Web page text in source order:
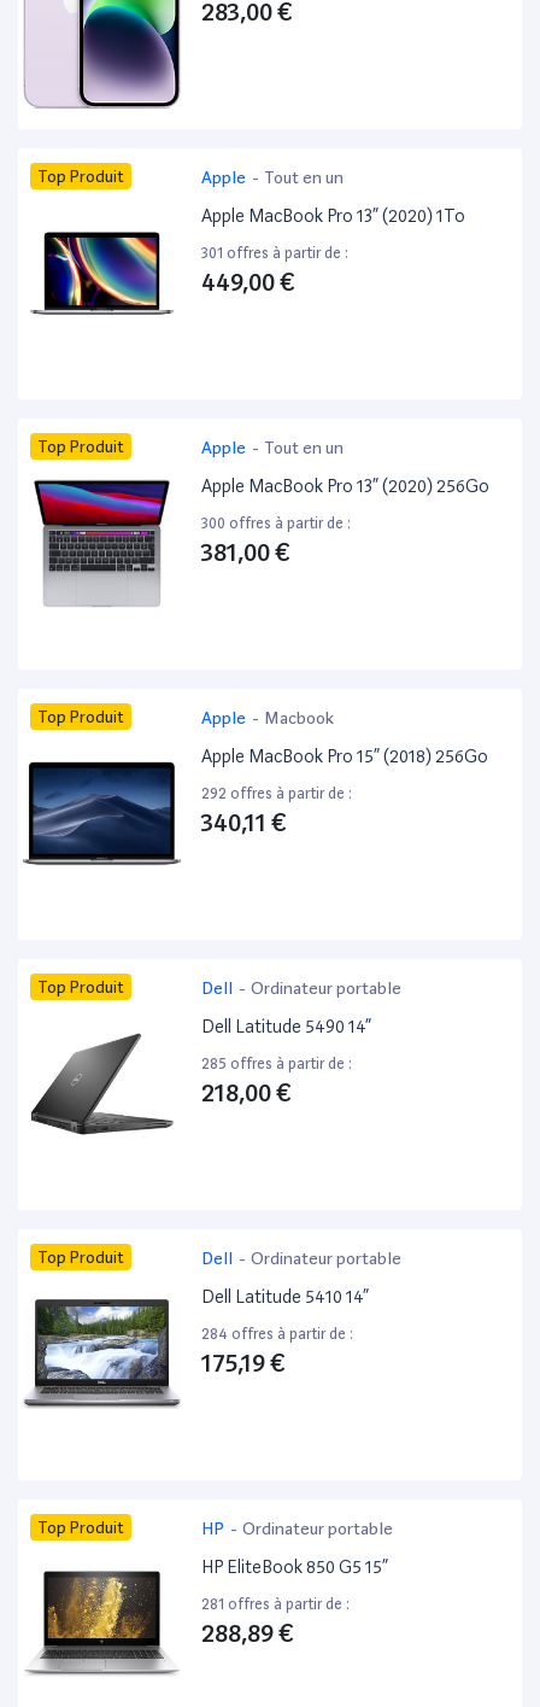
283,00 €
Top Produit Apple - Tout en un
Apple MacBook Pro 13” (2020) 1To
301 offres à partir de :
449,00 €
Top Produit Apple - Tout en un
Apple MacBook Pro 13” (2020) 256Go
300 offres à partir de :
381,00 €
Top Produit Apple - Macbook
Apple MacBook Pro 15” (2018) 256Go
292 offres à partir de :
340,11 €
Top Produit Dell - Ordinateur portable
Dell Latitude 5490 14”
285 offres à partir de :
218,00 €
Top Produit Dell - Ordinateur portable
Dell Latitude 5410 14”
284 offres à partir de :
175,19 €
Top Produit HP - Ordinateur portable
HP EliteBook 850 G5 15”
281 offres à partir de :
288,89 €